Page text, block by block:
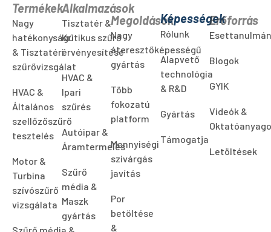
Termékek
Nagy
hatékonyságú
& Tisztatéri
szűrővizsgálat
HVAC &
Általános
szellőzőszűrő
tesztelés
Motor &
Turbina
szívószűrő
vizsgálata
Alkalmazások
Tisztatér &
Kritikus szűrő
érvényesítése
HVAC &
Ipari
szűrés
Autóipar &
Áramtermelés
Szűrő
média &
Maszk
gyártás
Megoldások
Nagy
áteresztőképességű
gyártás
Több
fokozatú
platform
Mennyiségi
szivárgás
javítás
Por
betöltése
&
Képességek
Rólunk
Alapvető
technológia
& R&D
Gyártás
Támogatja
Erőforrás
Blogok
GYIK
Videók &
Letöltések